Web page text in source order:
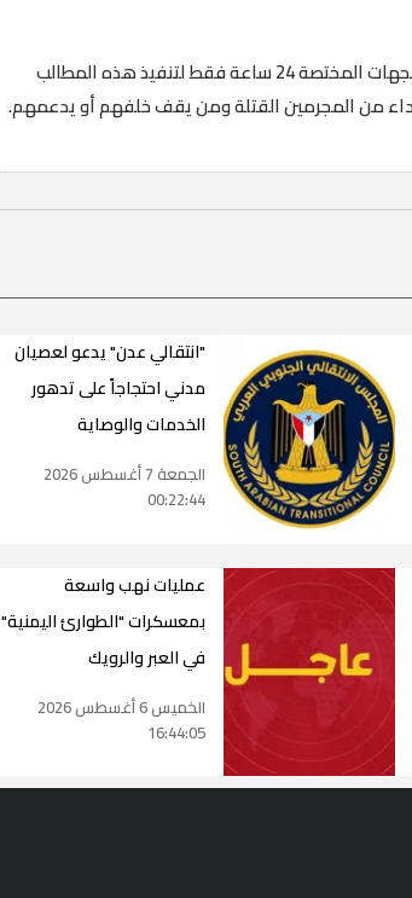
وأمهلوا سلطات الأمر الواقع المدعومة سعوديًا والجهات المختصة 24 ساعة فقط لتنفيذ هذه المطالب
من المجرمين القتلة ومن يقف خلفهم أو يدعمهم.
"انتقالي عدن" يدعو لعصيان
مدني احتجاجاً على تدهور
الخدمات والوصاية
الجمعة 7 أغسطس 2026
00:22:44
عمليات نهب واسعة
بمعسكرات "الطوارئ اليمنية"
في العبر والرويك
الخميس 6 أغسطس 2026
16:44:05